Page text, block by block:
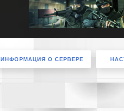
ИНФОРМАЦИЯ О СЕРВЕРЕ